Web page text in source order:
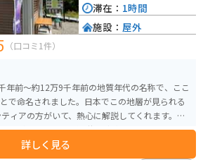
（口コミ1件）
年前～約12万9千年前の地質年代の名称で、ここ
で命名されました。日本でこの地層が見られる
ィアの方がいて、熱心に解説してくれます。駐
ーがあり、地層の解説などがされています。今
ク(模式地層の印)が打たれました。 世界的に見
詳しく見る
滞在： 1時間
施設： 屋外